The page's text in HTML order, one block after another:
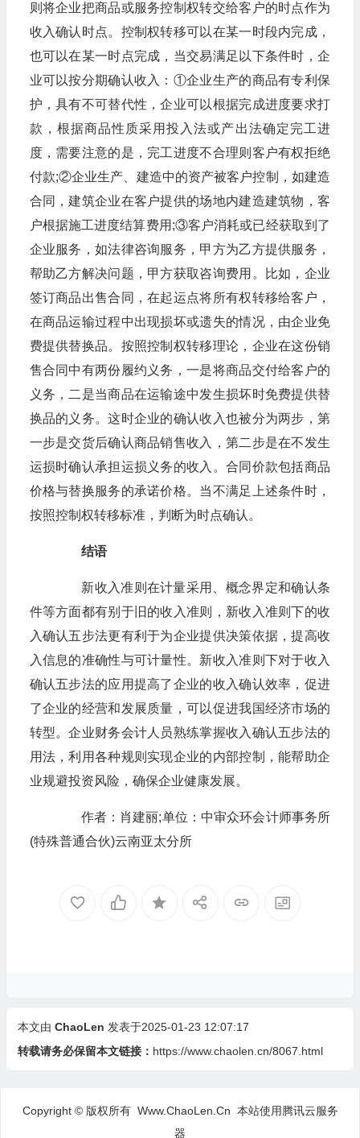
则将企业把商品或服务控制权转交给客户的时点作为
收入确认时点。控制权转移可以在某一时段内完成，
也可以在某一时点完成，当交易满足以下条件时，企
业可以按分期确认收入：①企业生产的商品有专利保
护，具有不可替代性，企业可以根据完成进度要求打
款，根据商品性质采用投入法或产出法确定完工进
度，需要注意的是，完工进度不合理则客户有权拒绝
付款;②企业生产、建造中的资产被客户控制，如建造
合同，建筑企业在客户提供的场地内建造建筑物，客
户根据施工进度结算费用;③客户消耗或已经获取到了
企业服务，如法律咨询服务，甲方为乙方提供服务，
帮助乙方解决问题，甲方获取咨询费用。比如，企业
签订商品出售合同，在起运点将所有权转移给客户，
在商品运输过程中出现损坏或遗失的情况，由企业免
费提供替换品。按照控制权转移理论，企业在这份销
售合同中有两份履约义务，一是将商品交付给客户的
义务，二是当商品在运输途中发生损坏时免费提供替
换品的义务。这时企业的确认收入也被分为两步，第
一步是交货后确认商品销售收入，第二步是在不发生
运损时确认承担运损义务的收入。合同价款包括商品
价格与替换服务的承诺价格。当不满足上述条件时，
按照控制权转移标准，判断为时点确认。
结语
新收入准则在计量采用、概念界定和确认条
件等方面都有别于旧的收入准则，新收入准则下的收
入确认五步法更有利于为企业提供决策依据，提高收
入信息的准确性与可计量性。新收入准则下对于收入
确认五步法的应用提高了企业的收入确认效率，促进
了企业的经营和发展质量，可以促进我国经济市场的
转型。企业财务会计人员熟练掌握收入确认五步法的
用法，利用各种规则实现企业的内部控制，能帮助企
业规避投资风险，确保企业健康发展。
作者：肖建丽;单位：中审众环会计师事务所
(特殊普通合伙)云南亚太分所
本文由 ChaoLen 发表于2025-01-23 12:07:17
转载请务必保留本文链接： https://www.chaolen.cn/8067.html
Copyright © 版权所有 Www.ChaoLen.Cn 本站使用腾讯云服务
器